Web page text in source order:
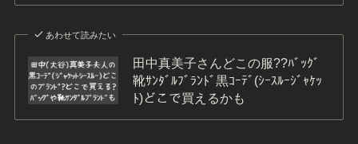
あわせて読みたい
田中真美子さんどこの服??ﾊﾞｯｸﾞ
靴ｻﾝﾀﾞﾙﾌﾞﾗﾝﾄﾞ黒ｺｰﾃﾞ(ｼｰｽﾙｰｼﾞｬｹｯ
ﾄ)どこで買えるかも